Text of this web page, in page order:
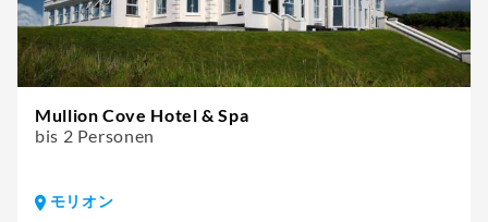
Mullion Cove Hotel & Spa
bis 2 Personen
モリオン